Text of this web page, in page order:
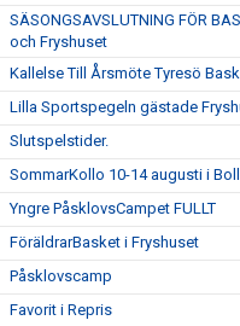
SÄSONGSAVSLUTNING FÖR
och Fryshuset
Kallelse Till Årsmöte Tyresö
Lilla Sportspegeln gästade
Slutspelstider.
SommarKollo 10-14 augusti i
Yngre PåsklovsCampet FULLT
FöräldrarBasket i Fryshuset
Påsklovscamp
Favorit i Repris